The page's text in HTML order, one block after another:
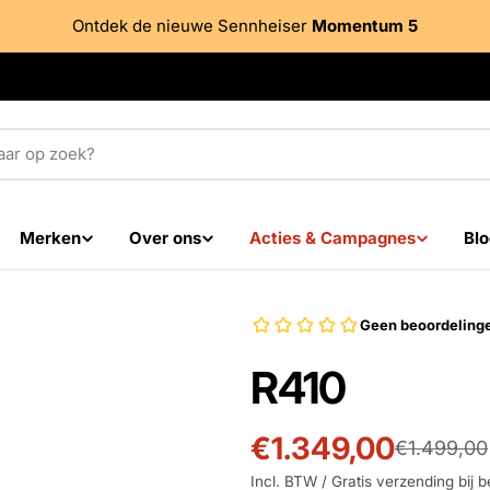
Ontdek de nieuwe Sennheiser Momentum 5
Merken Over ons Acties & Campagnes
R410
Prijs
€1.349,00
Adviesprijs€1.499,00
Incl. BTW / Gratis verzending bij